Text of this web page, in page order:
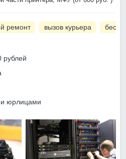
ремонт вызов курьера
рублей
юрлицами